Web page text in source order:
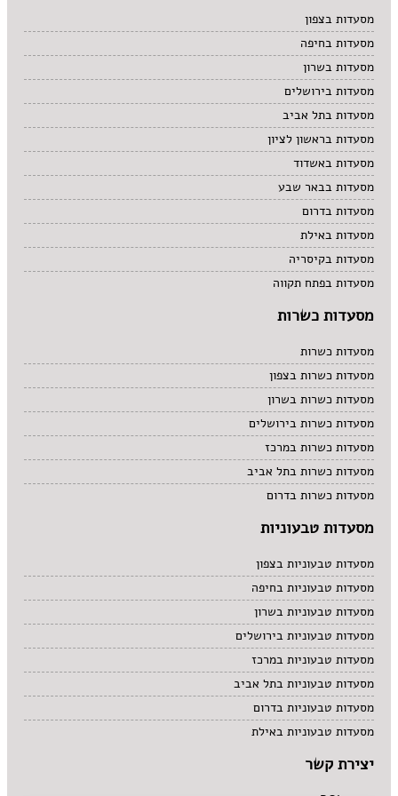
מרקים
מתוקים
סיני
סנדוויץ' בר
פאב
מסעדות בצפון
מסעדות בחיפה
מסעדות בשרון
מסעדות בירושלים
מסעדות בתל אביב
מסעדות בראשון לציון
מסעדות באשדוד
מסעדות בבאר שבע
מסעדות בדרום
מסעדות באילת
מסעדות בקיסריה
מסעדות בפתח תקווה
מסעדות כשרות
מסעדות כשרות
מסעדות כשרות בצפון
מסעדות כשרות בשרון
מסעדות כשרות בירושלים
מסעדות כשרות במרכז
מסעדות כשרות בתל אביב
מסעדות כשרות בדרום
מסעדות טבעוניות
מסעדות טבעוניות בצפון
מסעדות טבעוניות בחיפה
מסעדות טבעוניות בשרון
מסעדות טבעוניות בירושלים
מסעדות טבעוניות במרכז
מסעדות טבעוניות בתל אביב
מסעדות טבעוניות בדרום
מסעדות טבעוניות באילת
יצירת קשר